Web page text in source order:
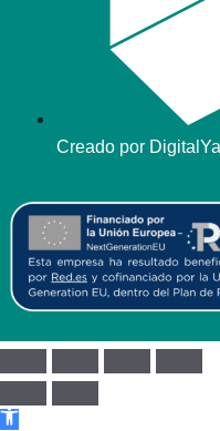
Creado por DigitalYa
Abrir barra de herramientas